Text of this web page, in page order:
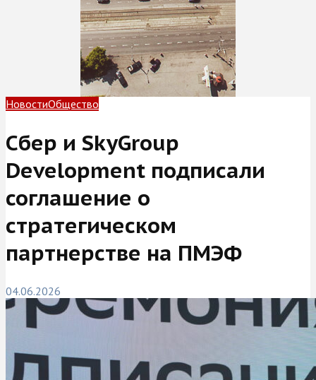
НовостиОбщество
Сбер и SkyGroup
Development подписали
соглашение о
стратегическом
партнерстве на ПМЭФ
04.06.2026